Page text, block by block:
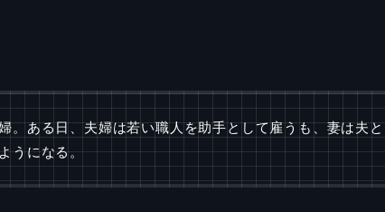
。ある日、夫婦は若い職人を助手として雇うも、妻は夫と
うになる。